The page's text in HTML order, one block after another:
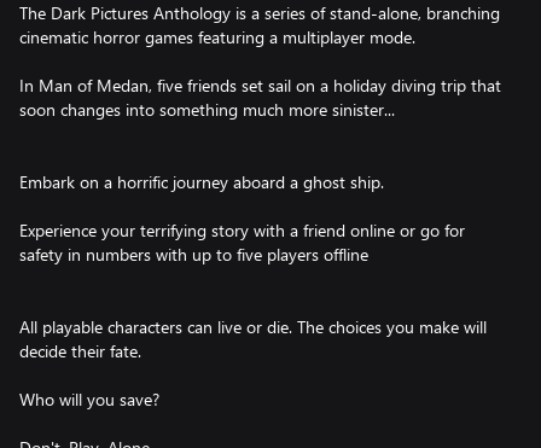
The Dark Pictures Anthology is a series of stand-alone, branching
cinematic horror games featuring a multiplayer mode.
In Man of Medan, five friends set sail on a holiday diving trip that
soon changes into something much more sinister...
Embark on a horrific journey aboard a ghost ship.
Experience your terrifying story with a friend online or go for
safety in numbers with up to five players offline
All playable characters can live or die. The choices you make will
decide their fate.
Who will you save?